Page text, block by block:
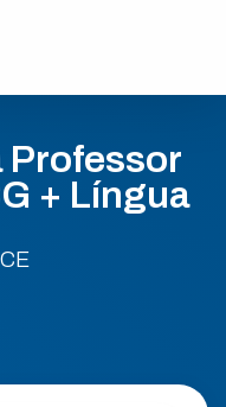
Professor
+ Língua